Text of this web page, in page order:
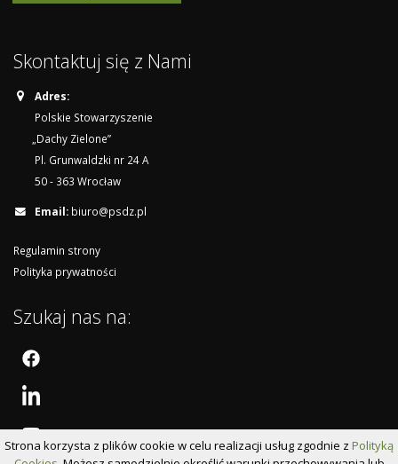
Skontaktuj się z Nami
Adres:
Polskie Stowarzyszenie
„Dachy Zielone”
Pl. Grunwaldzki nr 24 A
50 - 363 Wrocław
Email: biuro@psdz.pl
Regulamin strony
Polityka prywatności
Szukaj nas na:
Strona korzysta z plików cookie w celu realizacji usług zgodnie z Polityką